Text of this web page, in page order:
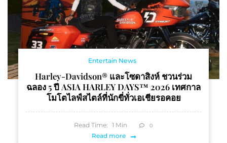
Entertain News
Harley-Davidson® และโซดาสิงห์ ชวนร่วม
ฉลอง 5 ปี ASIA HARLEY DAYS™ 2026 เทศกาล
โมโตไลฟ์สไตล์ที่นักขี่ทั่วเอเชียรอคอย
Read Time: 1 Min 0
Read more